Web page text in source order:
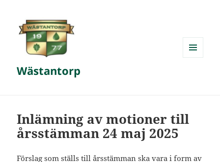
Wästantorp
Inlämning av motioner till
årsstämman 24 maj 2025
Förslag som ställs till årsstämman ska vara i form av